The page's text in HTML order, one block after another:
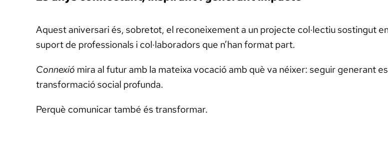
Aquest aniversari és, sobretot, el reconeixement a un projecte col·lectiu sostingut
suport de professionals i col·laboradors que n’han format part.
Connexió mira al futur amb la mateixa vocació amb què va néixer: seguir generant
transformació social profunda.
Perquè comunicar també és transformar.